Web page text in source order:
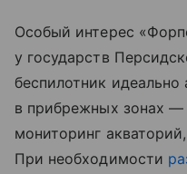
Особый интерес
у государств
беспилотник
в прибрежных зонах —
мониторинг
При необходимости